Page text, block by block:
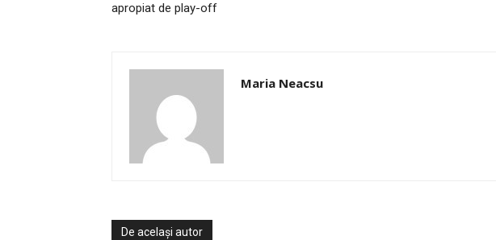
apropiat de play-off
Maria Neacsu
De același autor